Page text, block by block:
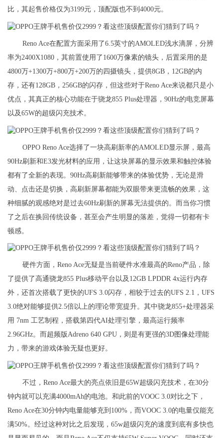
比，其起售价格仅为3199元，顶配版也不到4000元。
Reno Ace在配置方面采用了6.5英寸的AMOLED浅水滴屏，分辨
率为2400X1080，其前置使用了1600万像素的镜头，后置采用的是
4800万+1300万+800万+200万的四摄镜头，提供8GB，12GB的内
存，还有128GB，256GB的闪存，但这些对于Reno Ace来说都只是小
优点，其真正的核心功能在于骁龙855 Plus处理器，90Hz的电竞屏幕
以及65W的超级闪充技术。
OPPO Reno Ace选择了一块高刷新率的AMOLED显示屏，最高
90Hz刷新和E3发光材料的应用，让这块屏幕的显示效果和触控体验
都有了全新的表现。90Hz高刷新能够带来的体验优势，无论是滑
动、点击还是切换，高刷新屏幕都能为双眼带来更流畅的效果，这
种细腻的观感绝对是过去60Hz刷新的屏幕无法提供的。而当你习惯
了之后在换回传统设备，甚至会产生明显的落差，觉得一切都有卡
顿感。
硬件方面，Reno Ace无疑是当前硬件水准最高的Reno产品，除
了提供了高通骁龙855 Plus移动平台以及12GB LPDDR 4x运行内存
外，还首次搭载了更快的UFS 3.0闪存，相较于过去的UFS 2.1，UFS
3.0绝对能够提供2.5倍以上的理论带宽提升。其中骁龙855+处理器采
用 7nm 工艺制程，搭载第四代AI处理引擎，最高运行频率
2.96GHz。而超频版Adreno 640 GPU，则是有更强的3D图像处理能
力，带来的游戏体验无疑也更好。
不过，Reno Ace最大的亮点依旧是65W超级闪充技术，在30分
钟内就可以充满4000mAh的电池。和此前的VOOC 3.0对比之下，
Reno Ace在30分钟内电量能够充到100%，而VOOC 3.0的电量仅能充
满50%。经过这种对比之后发现，65w超级闪充的速度到底有多快也